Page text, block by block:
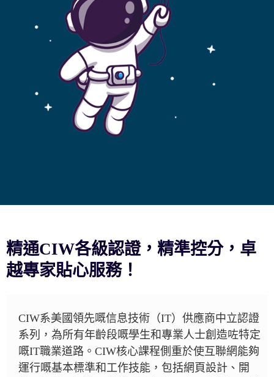
精通CIW各級認證，精準控分，卓
越專家貼心服務！
CIW系美國領先嘅信息技術（IT）供應商中立認證
系列，為所有年齡段嘅學生和專業人士創造咗特定
嘅IT職業道路。CIW核心課程側重於使互聯網能夠
運行嘅基本標準和工作技能，包括網頁設計、開